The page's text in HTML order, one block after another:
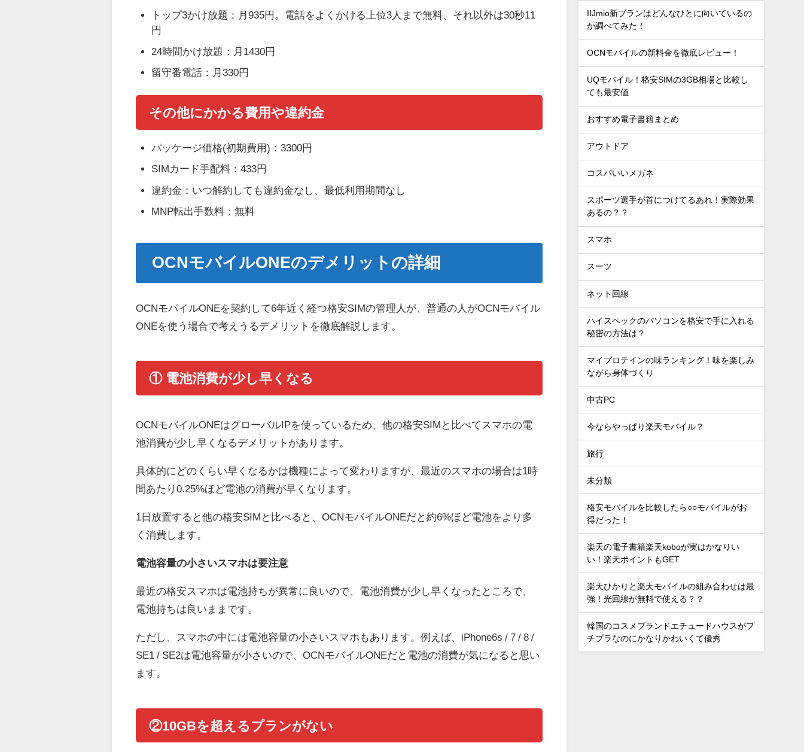
トップ3かけ放題：月935円。電話をよくかける上位3人まで無料、それ以外は30秒11
円
24時間かけ放題：月1430円
留守番電話：月330円
その他にかかる費用や違約金
パッケージ価格(初期費用)：3300円
SIMカード手配料：433円
違約金：いつ解約しても違約金なし、最低利用期間なし
MNP転出手数料：無料
OCNモバイルONEのデメリットの詳細
OCNモバイルONEを契約して6年近く経つ格安SIMの管理人が、普通の人がOCNモバイル
ONEを使う場合で考えうるデメリットを徹底解説します。
① 電池消費が少し早くなる
OCNモバイルONEはグローバルIPを使っているため、他の格安SIMと比べてスマホの電
池消費が少し早くなるデメリットがあります。
具体的にどのくらい早くなるかは機種によって変わりますが、最近のスマホの場合は1時
間あたり0.25%ほど電池の消費が早くなります。
1日放置すると他の格安SIMと比べると、OCNモバイルONEだと約6%ほど電池をより多
く消費します。
電池容量の小さいスマホは要注意
最近の格安スマホは電池持ちが異常に良いので、電池消費が少し早くなったところで、
電池持ちは良いままです。
ただし、スマホの中には電池容量の小さいスマホもあります。例えば、iPhone6s / 7 / 8 /
SE1 / SE2は電池容量が小さいので、OCNモバイルONEだと電池の消費が気になると思い
ます。
②10GBを超えるプランがない
IIJmio新プランはどんなひとに向いているの
か調べてみた！
OCNモバイルの新料金を徹底レビュー！
UQモバイル！格安SIMの3GB相場と比較し
ても最安値
おすすめ電子書籍まとめ
アウトドア
コスパいいメガネ
スポーツ選手が首につけてるあれ！実際効果
あるの？？
スマホ
スーツ
ネット回線
ハイスペックのパソコンを格安で手に入れる
秘密の方法は？
マイプロテインの味ランキング！味を楽しみ
ながら身体づくり
中古PC
今ならやっぱり楽天モバイル？
旅行
未分類
格安モバイルを比較したら○○モバイルがお
得だった！
楽天の電子書籍楽天koboが実はかなりい
い！楽天ポイントもGET
楽天ひかりと楽天モバイルの組み合わせは最
強！光回線が無料で使える？？
韓国のコスメブランドエチュードハウスがプ
チプラなのにかなりかわいくて優秀